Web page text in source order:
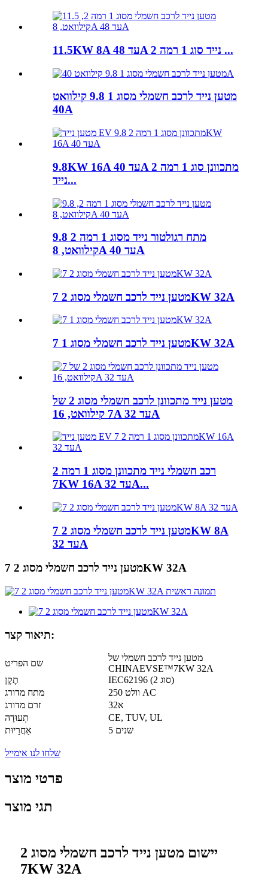
11.5KW 8A עד 48A נייד סוג 1 רמה 2 ...
מטען נייד לרכב חשמלי מסוג 1 9.8 קילוואט
40A
9.8KW 16A עד 40A מתכוונן סוג 1 רמה 2
נייד...
מתח רגולטור נייד מסוג 1 רמה 2 9.8
קילוואט, 8A עד 40A
מטען נייד לרכב חשמלי מסוג 2 7KW 32A
מטען נייד לרכב חשמלי מסוג 1 7KW 32A
מטען נייד מתכוונן לרכב חשמלי מסוג 2 של
7 קילוואט, 16A עד 32A
רכב חשמלי נייד מתכוונן מסוג 1 רמה 2
7KW 16A עד 32A...
מטען נייד לרכב חשמלי מסוג 2 7KW 8A
עד 32A
מטען נייד לרכב חשמלי מסוג 2 7KW 32A
תיאור קצר:
שם הפריט
מטען נייד לרכב חשמלי של
CHINAEVSE™️7KW 32A
תֶקֶן
IEC62196 (סוג 2)
מתח מדורג
250 וולט AC
זרם מדורג
32א
תְעוּדָה
CE, TUV, UL
אַחֲרָיוּת
5 שנים
שלחו לנו אימייל
פרטי מוצר
תגי מוצר
יישום מטען נייד לרכב חשמלי מסוג 2
7KW 32A